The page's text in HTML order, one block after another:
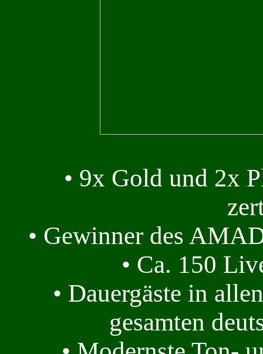
• 9x Gold und 2x
• Gewinner des
• Ca. 150
• Dauergäste in
gesamten